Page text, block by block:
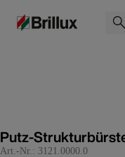
Putz-
Art.-Nr.: 3121.0000.0